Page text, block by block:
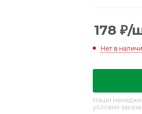
178 ₽/
Нет в
Наши
условия заказа